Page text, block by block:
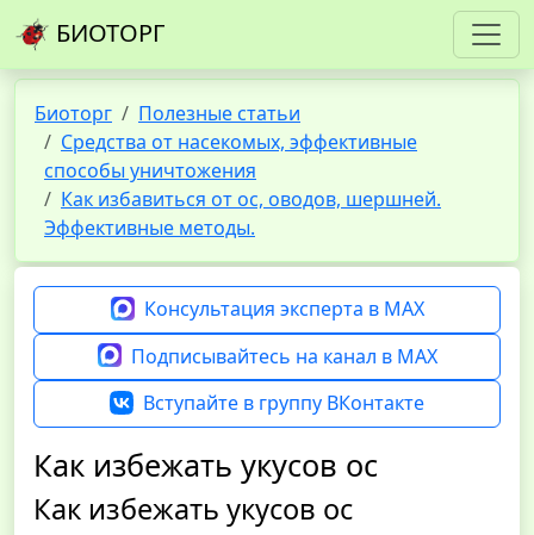
БИОТОРГ
Биоторг
Полезные статьи
Средства от насекомых, эффективные
способы уничтожения
Как избавиться от ос, оводов, шершней.
Эффективные методы.
Консультация эксперта в MAX
Подписывайтесь на канал в MAX
Вступайте в группу ВКонтакте
Как избежать укусов ос
Как избежать укусов ос